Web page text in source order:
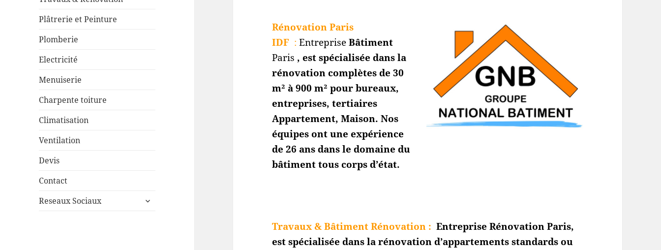
Plâtrerie et Peinture
Plomberie
Electricité
Menuiserie
Charpente toiture
Climatisation
Ventilation
Devis
Contact
Reseaux Sociaux
ouvrir
Rénovation Paris
IDF : EntrepriseBâtiment
Paris , est spécialisée dans la
rénovation complètes de 30
m² à 900 m² pour bureaux,
entreprises, tertiaires
Appartement, Maison. Nos
équipes ont une expérience
de 26 ans dans le domaine du
bâtiment tous corps d’état.
Travaux & Bâtiment Rénovation : Entreprise Rénovation Paris,
est spécialisée dans la rénovation d’appartements standards ou